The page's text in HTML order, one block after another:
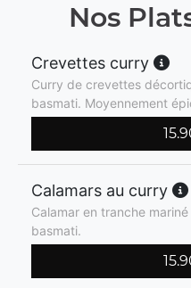
Nos
Crevettes curry
Curry de crevettes
basmati. Moyennement
Calamars au curry
Calamar en tranche
basmati.